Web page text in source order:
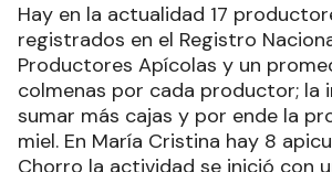
Hay en la actualidad 17
registrados en el Registro
Productores Apícolas y un
colmenas por cada productor; la
sumar más cajas y por ende la
miel. En María Cristina hay 8